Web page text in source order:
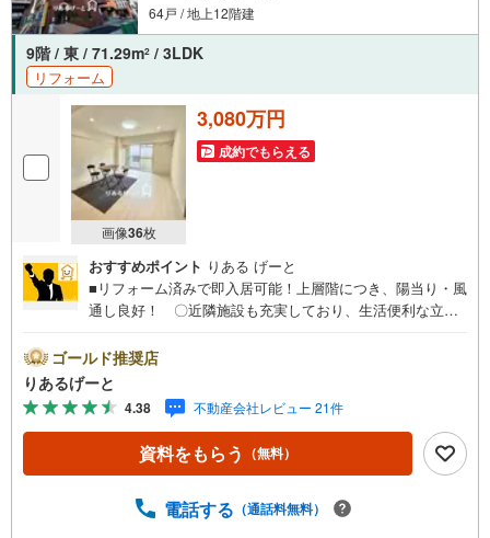
64戸 / 地上12階建
9階 / 東 / 71.29m2 / 3LDK
リフォーム
画像36枚
3,080万円
成約でもらえる
おすすめポイント りある げーと
■リフォーム済みで即入居可能！上層階につき、陽当り・風
通し良好！ 〇近隣施設も充実しており、生活便利な立
やすく、通勤通学・お出かけもラクラク！■物件検討中のお
客さま！ちょっと見学してみたいだけなどでも内覧可能で
す！売主さまの都合等で見学ができない場合がございま
す。お気軽に「りあるげーと」までお問合わせ下さい！■
「りあるげーと」が選ばれるポイント！■年中休まず営業
中！いつでも対応致します！・営業時間:9:00～21:00上記
可能です！■各種相談、承ります！■【無料送迎】「小さな
ゴールド推奨店
りあるげーと
4.38 不動産会社レビュー 21件
資料をもらう （無料）
電話する （通話料無料）